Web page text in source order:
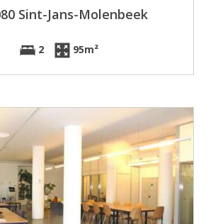
Sint-Jans-Molenbeek
2 95m²